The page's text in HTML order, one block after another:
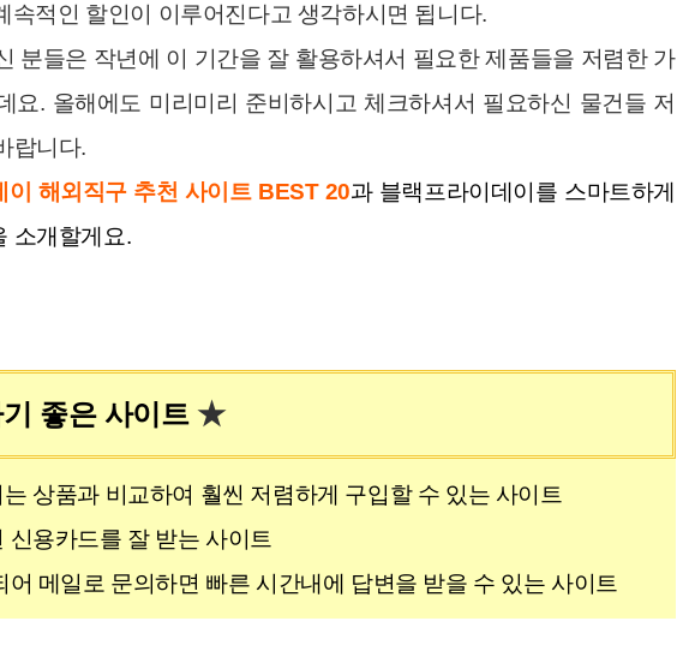
속적인 할인이 이루어진다고 생각하시면 됩니다.
분들은 작년에 이 기간을 잘 활용하셔서 필요한 제품들을 저렴한 가
요. 올해에도 미리미리 준비하시고 체크하셔서 필요하신 물건들 저
랍니다.
이 해외직구 추천 사이트 BEST 20과 블랙프라이데이를 스마트하게
소개할게요.
좋은 사이트 ★
상품과 비교하여 훨씬 저렴하게 구입할 수 있는 사이트
신용카드를 잘 받는 사이트
어 메일로 문의하면 빠른 시간내에 답변을 받을 수 있는 사이트